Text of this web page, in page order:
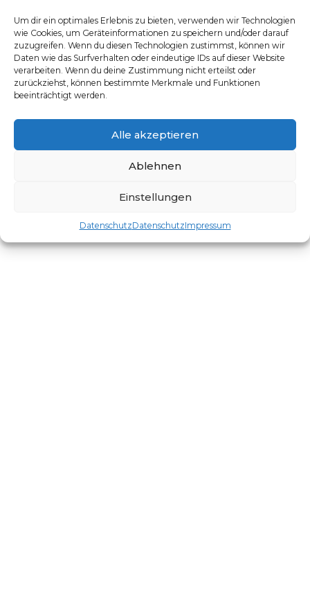
Um dir ein optimales Erlebnis zu bieten, verwenden wir Technologien
wie Cookies, um Geräteinformationen zu speichern und/oder darauf
zuzugreifen. Wenn du diesen Technologien zustimmst, können wir
Daten wie das Surfverhalten oder eindeutige IDs auf dieser Website
verarbeiten. Wenn du deine Zustimmung nicht erteilst oder
zurückziehst, können bestimmte Merkmale und Funktionen
beeinträchtigt werden.
Alle akzeptieren
Ablehnen
Einstellungen
DatenschutzDatenschutzImpressum
Mehr »
Kategorien
News